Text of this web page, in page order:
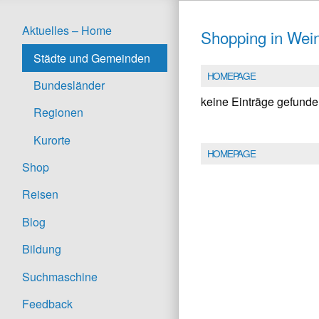
Aktuelles – Home
Städte und Gemeinden
Bundesländer
Regionen
Kurorte
Shop
Reisen
Blog
Bildung
Suchmaschine
Feedback
Shopping in
HOMEPAGE
keine Einträge
HOMEPAGE